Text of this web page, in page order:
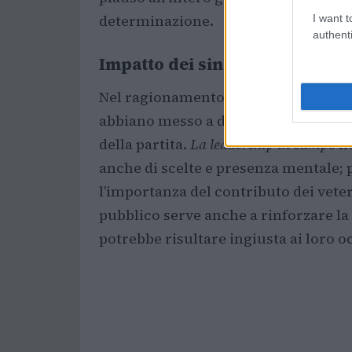
I want
determinazione.
Impatto dei singoli
Nel ragionamento sugli interpreti, il
abbiano messo a disposizione
della partita. La leadership in campo
anche di scelte e presenza
l’importanza del contributo dei
pubblico serve anche a rinforzare
potrebbe risultare ingiusta ai loro